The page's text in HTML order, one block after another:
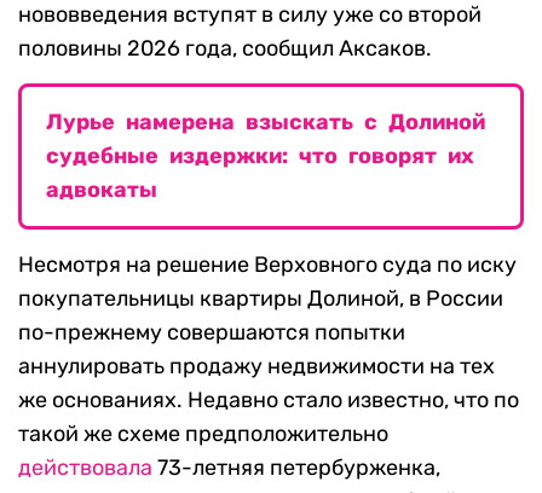
нововведения вступят в силу уже со второй
половины 2026 года, сообщил Аксаков.
Лурье намерена взыскать с Долиной
судебные издержки: что говорят их
адвокаты
Несмотря на решение Верховного суда по иску
покупательницы квартиры Долиной, в России
по-прежнему совершаются попытки
аннулировать продажу недвижимости на тех
же основаниях. Недавно стало известно, что по
такой же схеме предположительно
действовала 73-летняя петербурженка,